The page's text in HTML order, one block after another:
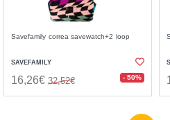
Savefamily correa savewatch+2 loop
SAVEFAMILY
16,26€ 32,52€ - 50%